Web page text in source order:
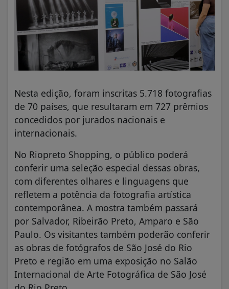
Nesta edição, foram inscritas 5.718 fotografias
de 70 países, que resultaram em 727 prêmios
concedidos por jurados nacionais e
internacionais.
No Riopreto Shopping, o público poderá
conferir uma seleção especial dessas obras,
com diferentes olhares e linguagens que
refletem a potência da fotografia artística
contemporânea. A mostra também passará
por Salvador, Ribeirão Preto, Amparo e São
Paulo. Os visitantes também poderão conferir
as obras de fotógrafos de São José do Rio
Preto e região em uma exposição no Salão
Internacional de Arte Fotográfica de São José